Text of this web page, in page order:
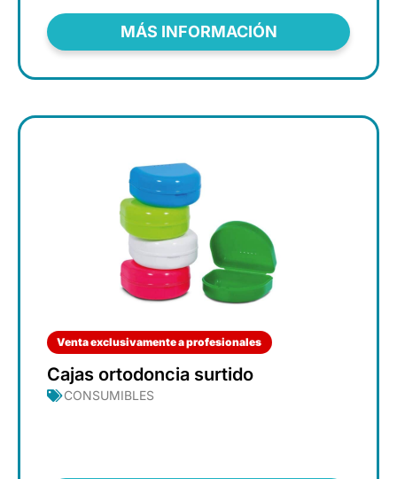
MÁS INFORMACIÓN
Venta exclusivamente a profesionales
Cajas ortodoncia surtido
CONSUMIBLES